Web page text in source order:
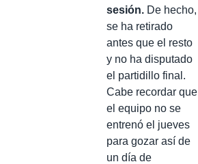
sesión. De hecho,
se ha retirado
antes que el resto
y no ha disputado
el partidillo final.
Cabe recordar que
el equipo no se
entrenó el jueves
para gozar así de
un día de